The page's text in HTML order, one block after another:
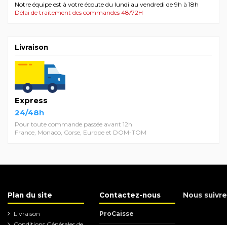
Notre équipe est à votre écoute du lundi au vendredi de 9h à 18h
Délai de traitement des commandes 48/72H
Livraison
Express
24/48h
Pour toute commande passée avant 12h
France, Monaco, Corse, Europe et DOM-TOM
Plan du site
Livraison
Contactez-nous
ProCaisse
Nous suivre